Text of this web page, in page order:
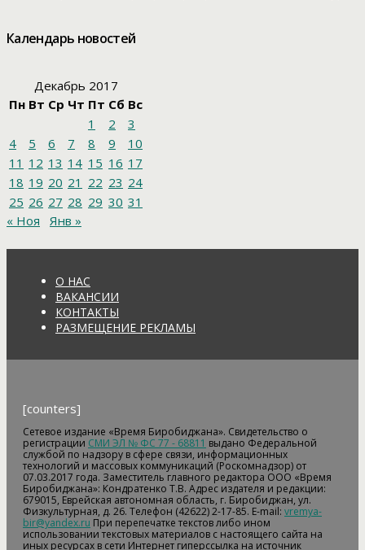
Календарь новостей
Декабрь 2017
Пн Вт Ср Чт Пт Сб Вс
1
2
3
4
5 6 7 8 9
10
11 12 13 14 15 16 17
18 19 20 21 22 23 24
25 26 27 28 29 30 31
« Ноя
Янв »
О НАС
ВАКАНСИИ
КОНТАКТЫ
РАЗМЕЩЕНИЕ РЕКЛАМЫ
[counters]
Сетевое издание «Время Биробиджана». Свидетельство о
регистрации СМИ ЭЛ № ФС 77 - 68811 выдано Федеральной
службой по надзору в сфере связи, информационных
технологий и массовых коммуникаций (Роскомнадзор) от
07.03.2017 года. Заместитель главного редактора ООО «Время
Биробиджана»: Кондратенко Т.В. Адрес издателя и редакции:
679015, Еврейская автономная область, г. Биробиджан, ул.
Физкультурная, д. 26. Телефон (42622) 2-17-85. E-mail: vremya-
bir@yandex.ru При перепечатке текстов либо ином
использовании текстовых материалов с настоящего сайта на
иных ресурсах в сети Интернет гиперссылка на источник